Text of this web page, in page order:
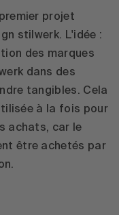
projet
stilwerk. L'idée :
des marques
dans des
tangibles. Cela
à la fois pour
achats, car le
être achetés par